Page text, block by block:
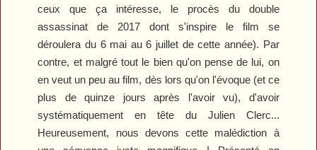
ceux que ça intéresse, le procès du double
assassinat de 2017 dont s'inspire le film se
déroulera du 6 mai au 6 juillet de cette année). Par
contre, et malgré tout le bien qu'on pense de lui, on
en veut un peu au film, dès lors qu'on l'évoque (et ce
plus de quinze jours après l'avoir vu), d'avoir
systématiquement en tête du Julien Clerc...
Heureusement, nous devons cette malédiction à